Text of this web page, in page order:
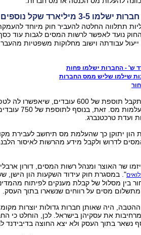
5 מיליארד שקל נוספים
תתלווה החלטה להעביר חוק מיוחד
נועד לאפשר לרשות המסים לגבות עוד
שילמו שליש ממס החברות
ראשית, רשות המסים תקבל תוספת של 600 עובדים,
מהירות במקרים של
ועדת טרכטנברג.
הון יתוקן כך שהעלמת מס תיחשב לעבירת
לדרוש ולקבל מידע מהרשות לאיסור
שר האוצר ומנהל רשות המסים, דורון
בין מסלול של קבלת מענקים לפיתוח
מתשלום מסים על רווחים שנשארו בתוך העסק.
היה שאותן חברות גדולות יוצרות
את עסקיהן בישראל. לכן, הוחלט כי
נשאר בתוך העסק ולא יצא החוצה בדיבידנד